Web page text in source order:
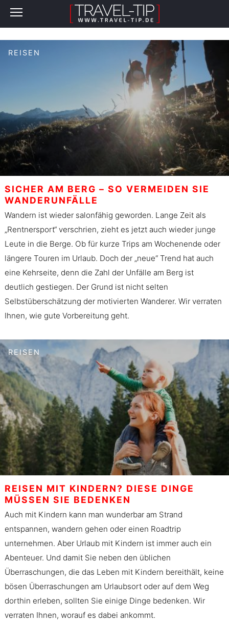
REISEN
SICHER AM BERG – SO VERMEIDEN SIE
WANDERUNFÄLLE
Wandern ist wieder salonfähig geworden. Lange Zeit als
„Rentnersport“ verschrien, zieht es jetzt auch wieder junge
Leute in die Berge. Ob für kurze Trips am Wochenende oder
längere Touren im Urlaub. Doch der „neue“ Trend hat auch
eine Kehrseite, denn die Zahl der Unfälle am Berg ist
deutlich gestiegen. Der Grund ist nicht selten
Selbstüberschätzung der motivierten Wanderer. Wir verraten
Ihnen, wie gute Vorbereitung geht.
REISEN
REISEN MIT KINDERN? DIESE DINGE
MÜSSEN SIE BEDENKEN
Auch mit Kindern kann man wunderbar am Strand
entspannen, wandern gehen oder einen Roadtrip
unternehmen. Aber Urlaub mit Kindern ist immer auch ein
Abenteuer. Und damit Sie neben den üblichen
Überraschungen, die das Leben mit Kindern bereithält, keine
bösen Überraschungen am Urlaubsort oder auf dem Weg
dorthin erleben, sollten Sie einige Dinge bedenken. Wir
verraten Ihnen, worauf es dabei ankommt.